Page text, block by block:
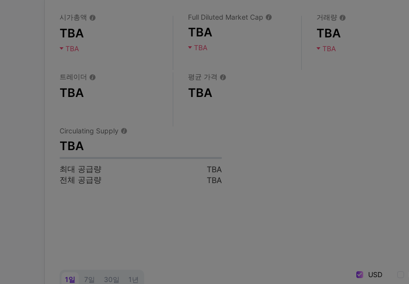
시가총액
TBA
TBA
Full Diluted Market Cap
TBA
TBA
거래량
TBA
TBA
트레이더
TBA
평균 가격
TBA
Circulating Supply
TBA
최대 공급량
TBA
전체 공급량
TBA
1일 7일 30일 1년
USD